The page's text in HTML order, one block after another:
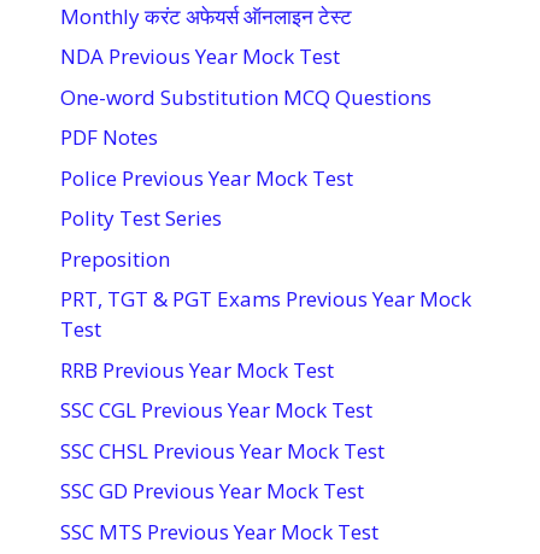
Monthly करंट अफेयर्स ऑनलाइन टेस्ट
NDA Previous Year Mock Test
One-word Substitution MCQ Questions
PDF Notes
Police Previous Year Mock Test
Polity Test Series
Preposition
PRT, TGT & PGT Exams Previous Year Mock
Test
RRB Previous Year Mock Test
SSC CGL Previous Year Mock Test
SSC CHSL Previous Year Mock Test
SSC GD Previous Year Mock Test
SSC MTS Previous Year Mock Test